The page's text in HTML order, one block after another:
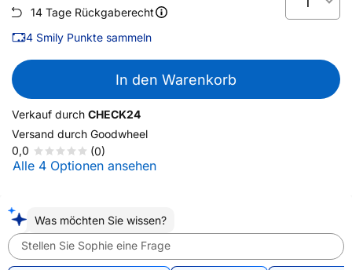
14 Tage Rückgaberecht
4 Smily Punkte sammeln
In den Warenkorb
Verkauf durch CHECK24
Versand durch Goodwheel
0,0
(0)
Alle 4 Optionen ansehen
Was möchten Sie wissen?
Stellen Sie Sophie eine Frage